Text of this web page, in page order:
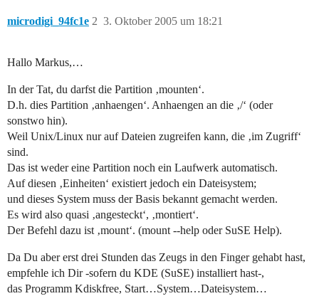
microdigi_94fc1e 3. Oktober 2005 um 18:21
2
Hallo Markus,…
In der Tat, du darfst die Partition ‚mounten‘.
D.h. dies Partition ‚anhaengen‘. Anhaengen an die ‚/‘ (oder
sonstwo hin).
Weil Unix/Linux nur auf Dateien zugreifen kann, die ‚im Zugriff‘
sind.
Das ist weder eine Partition noch ein Laufwerk automatisch.
Auf diesen ‚Einheiten‘ existiert jedoch ein Dateisystem;
und dieses System muss der Basis bekannt gemacht werden.
Es wird also quasi ‚angesteckt‘, ‚montiert‘.
Der Befehl dazu ist ‚mount‘. (mount --help oder SuSE Help).
Da Du aber erst drei Stunden das Zeugs in den Finger gehabt hast,
empfehle ich Dir -sofern du KDE (SuSE) installiert hast-,
das Programm Kdiskfree, Start…System…Dateisystem…